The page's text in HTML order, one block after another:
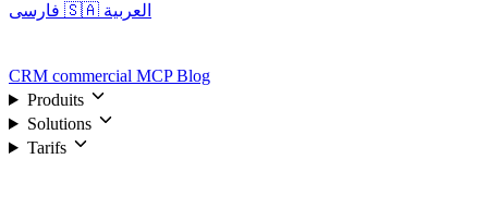
🇸🇦 العربية
CRM commercial MCPBlog
Produits
Solutions
Tarifs